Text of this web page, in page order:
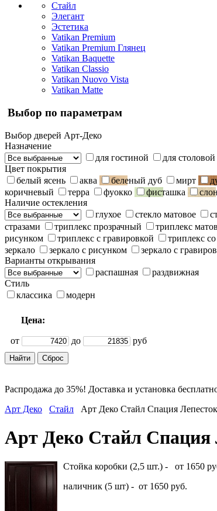
Стайл
Элегант
Эстетика
Vatikan Premium
Vatikan Premium Глянец
Vatikan Baquette
Vatikan Classio
Vatikan Nuovo Vista
Vatikan Matte
Выбор по параметрам
Выбор дверей Арт-Деко
Назначение
для гостиной
для столовой
Цвет покрытия
белый ясень
аква беленый дуб мирт
коричневый
терра фуокко фисташка
Наличие остекления
глухое
стекло матовое
стразами
триплекс прозрачный триплекс
рисунком
триплекс с гравировкой триплекс
зеркало
зеркало с рисунком зеркало с
Варианты открывания
распашная
раздвижная
Стиль
классика
модерн
Цена:
от до руб
Распродажа до 35%! Доставка и установка
Арт Деко
Стайл Арт Деко Стайл Спация
Арт Деко Стайл Спация
Стойка коробки (2,5 шт.) - от 1650
наличник (5 шт) - от 1650 руб.